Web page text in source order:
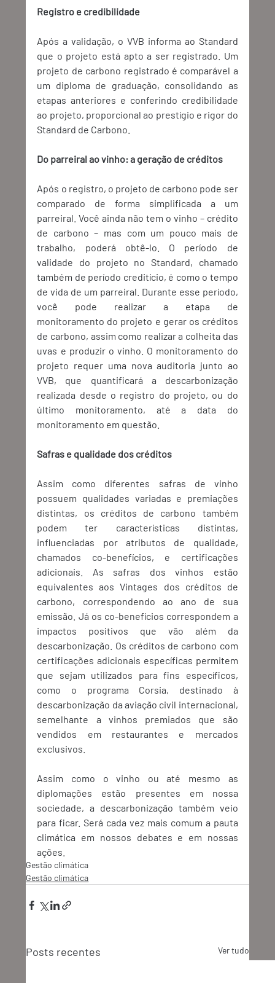
Registro e credibilidade
Após a validação, o VVB informa ao Standard
que o projeto está apto a ser registrado. Um
projeto de carbono registrado é comparável a
um diploma de graduação, consolidando as
etapas anteriores e conferindo credibilidade
ao projeto, proporcional ao prestígio e rigor do
Standard de Carbono.
Do parreiral ao vinho: a geração de créditos
Após o registro, o projeto de carbono pode ser
comparado de forma simplificada a um
parreiral. Você ainda não tem o vinho – crédito
de carbono – mas com um pouco mais de
trabalho, poderá obtê-lo. O período de
validade do projeto no Standard, chamado
também de período creditício, é como o tempo
de vida de um parreiral. Durante esse período,
você pode realizar a etapa de
monitoramento do projeto e gerar os créditos
de carbono, assim como realizar a colheita das
uvas e produzir o vinho. O monitoramento do
projeto requer uma nova auditoria junto ao
VVB, que quantificará a descarbonização
realizada desde o registro do projeto, ou do
último monitoramento, até a data do
monitoramento em questão.
Safras e qualidade dos créditos
Assim como diferentes safras de vinho
possuem qualidades variadas e premiações
distintas, os créditos de carbono também
podem ter características distintas,
influenciadas por atributos de qualidade,
chamados co-benefícios, e certificações
adicionais. As safras dos vinhos estão
equivalentes aos Vintages dos créditos de
carbono, correspondendo ao ano de sua
emissão. Já os co-benefícios correspondem a
impactos positivos que vão além da
descarbonização. Os créditos de carbono com
certificações adicionais específicas permitem
que sejam utilizados para fins específicos,
como o programa Corsia, destinado à
descarbonização da aviação civil internacional,
semelhante a vinhos premiados que são
vendidos em restaurantes e mercados
exclusivos.
Assim como o vinho ou até mesmo as
diplomações estão presentes em nossa
sociedade, a descarbonização também veio
para ficar. Será cada vez mais comum a pauta
climática em nossos debates e em nossas
ações.
Gestão climática
Gestão climática
Posts recentes Ver tudo